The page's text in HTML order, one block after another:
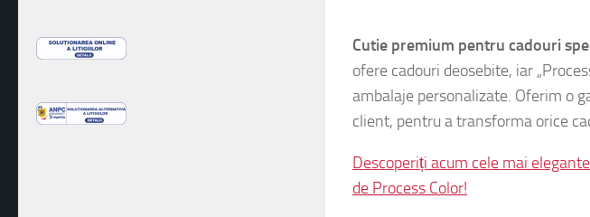
Cutie premium pentru cadouri
ofere cadouri deosebite, iar
ambalaje personalizate. Oferim o
client, pentru a transforma orice
Descoperiți acum cele mai
de Process Color!